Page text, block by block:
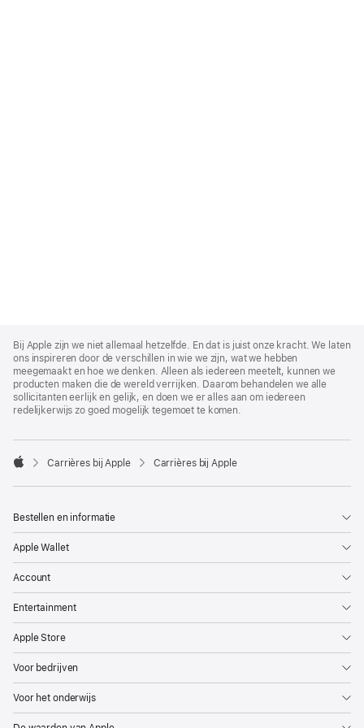
Footer
Bij Apple zijn we niet allemaal hetzelfde. En dat is juist onze kracht. We laten
ons inspireren door de verschillen in wie we zijn, wat we hebben
meegemaakt en hoe we denken. Alleen als iedereen meetelt, kunnen we
producten maken die de wereld verrijken. Daarom behandelen we alle
sollicitanten eerlijk en gelijk, en doen we er alles aan om iedereen
redelijkerwijs zo goed mogelijk tegemoet te komen.

Carrières bij Apple Carrières bij Apple
Bestellen en informatie
Apple Wallet
Account
Entertainment
Apple Store
Voor bedrijven
Voor het onderwijs